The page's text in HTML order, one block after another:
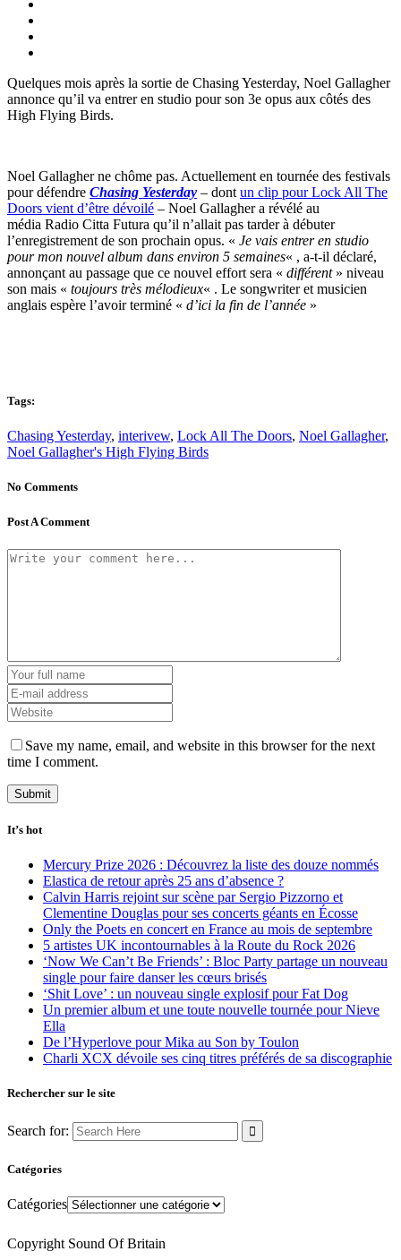
Quelques mois après la sortie de Chasing Yesterday, Noel Gallagher
annonce qu’il va entrer en studio pour son 3e opus aux côtés des
High Flying Birds.
Noel Gallagher ne chôme pas. Actuellement en tournée des festivals
pour défendre Chasing Yesterday – dont un clip pour Lock All The
Doors vient d’être dévoilé – Noel Gallagher a révélé au
média Radio Citta Futura qu’il n’allait pas tarder à débuter
l’enregistrement de son prochain opus. « Je vais entrer en studio
pour mon nouvel album dans environ 5 semaines« , a-t-il déclaré,
annonçant au passage que ce nouvel effort sera « différent» niveau
son mais « toujours très mélodieux« . Le songwriter et musicien
anglais espère l’avoir terminé « d’ici la fin de l’année »
Tags:
Chasing Yesterday, interivew, Lock All The Doors, Noel Gallagher,
Noel Gallagher's High Flying Birds
No Comments
Post A Comment
Save my name, email, and website in this browser for the next
time I comment.
It’s hot
Mercury Prize 2026 : Découvrez la liste des douze nommés
Elastica de retour après 25 ans d’absence ?
Calvin Harris rejoint sur scène par Sergio Pizzorno et
Clementine Douglas pour ses concerts géants en Écosse
Only the Poets en concert en France au mois de septembre
5 artistes UK incontournables à la Route du Rock 2026
‘Now We Can’t Be Friends’ : Bloc Party partage un nouveau
single pour faire danser les cœurs brisés
‘Shit Love’ : un nouveau single explosif pour Fat Dog
Un premier album et une toute nouvelle tournée pour Nieve
Ella
De l’Hyperlove pour Mika au Son by Toulon
Charli XCX dévoile ses cinq titres préférés de sa discographie
Rechercher sur le site
Search for:
Catégories
Catégories
Copyright Sound Of Britain